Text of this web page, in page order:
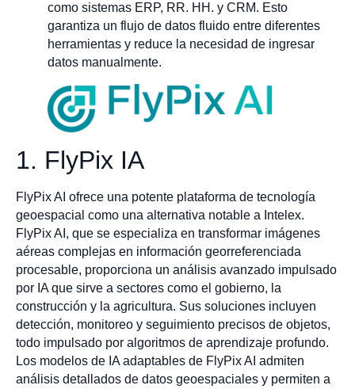
como sistemas ERP, RR. HH. y CRM. Esto
garantiza un flujo de datos fluido entre diferentes
herramientas y reduce la necesidad de ingresar
datos manualmente.
1. FlyPix IA
FlyPix AI ofrece una potente plataforma de tecnología
geoespacial como una alternativa notable a Intelex.
FlyPix AI, que se especializa en transformar imágenes
aéreas complejas en información georreferenciada
procesable, proporciona un análisis avanzado impulsado
por IA que sirve a sectores como el gobierno, la
construcción y la agricultura. Sus soluciones incluyen
detección, monitoreo y seguimiento precisos de objetos,
todo impulsado por algoritmos de aprendizaje profundo.
Los modelos de IA adaptables de FlyPix AI admiten
análisis detallados de datos geoespaciales y permiten a